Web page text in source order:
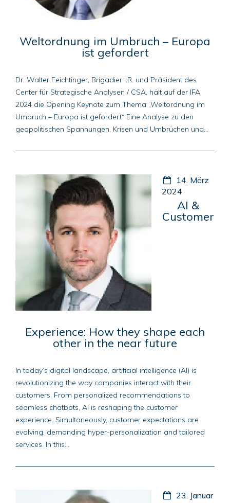
Weltordnung im Umbruch – Europa
ist gefordert
Dr. Walter Feichtinger, Brigadier i.R. und Präsident des
Center für Strategische Analysen / CSA, hält auf der IFA
2024 die Opening Keynote zum Thema „Weltordnung im
Umbruch – Europa ist gefordert“ Eine Analyse zu den
geopolitischen Spannungen, Krisen und Umbrüchen und...
14. März
2024
AI &
Customer
Experience: How they shape each
other in the near future
In today’s digital landscape, artificial intelligence (AI) is
revolutionizing the way companies interact with their
customers. From personalized recommendations to
seamless chatbots, AI is reshaping the customer
experience. Simultaneously, customer expectations are
evolving, demanding hyper-personalization and tailored
services. In this...
23. Januar